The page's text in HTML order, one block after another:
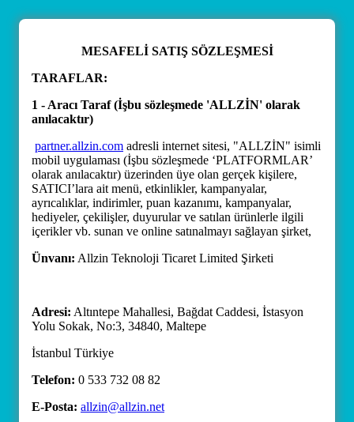
MESAFELİ SATIŞ SÖZLEŞMESİ
TARAFLAR:
1 - Aracı Taraf (İşbu sözleşmede 'ALLZİN' olarak
anılacaktır)
partner.allzin.com adresli internet sitesi, "ALLZİN" isimli
mobil uygulaması (İşbu sözleşmede ‘PLATFORMLAR’
olarak anılacaktır) üzerinden üye olan gerçek kişilere,
SATICI’lara ait menü, etkinlikler, kampanyalar,
ayrıcalıklar, indirimler, puan kazanımı, kampanyalar,
hediyeler, çekilişler, duyurular ve satılan ürünlerle ilgili
içerikler vb. sunan ve online satınalmayı sağlayan şirket,
Ünvanı: Allzin Teknoloji Ticaret Limited Şirketi
Adresi: Altıntepe Mahallesi, Bağdat Caddesi, İstasyon
Yolu Sokak, No:3, 34840, Maltepe
İstanbul Türkiye
Telefon: 0 533 732 08 82
E-Posta: allzin@allzin.net